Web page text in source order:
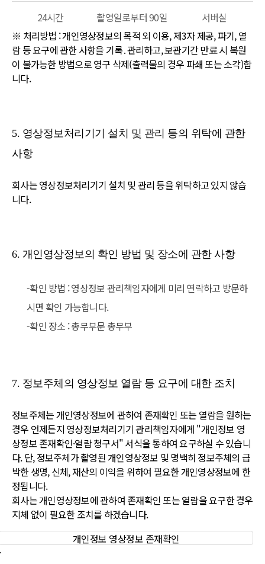
24시간 촬영일로부터 90일
서버실
※ 처리방법 : 개인영상정보의 목적 외 이용, 제3자 제공, 파기, 열
람 등 요구에 관한 사항을 기록․관리하고, 보관기간 만료 시 복원
이 불가능한 방법으로 영구 삭제(출력물의 경우 파쇄 또는 소각)합
니다.
5. 영상정보처리기기 설치 및 관리 등의 위탁에 관한
사항
회사는 영상정보처리기기 설치 및 관리 등을 위탁하고 있지 않습
니다.
6. 개인영상정보의 확인 방법 및 장소에 관한 사항
-확인 방법 : 영상정보 관리책임자에게 미리 연락하고 방문하
시면 확인 가능합니다.
-확인 장소 : 총무부문 총무부
7. 정보주체의 영상정보 열람 등 요구에 대한 조치
정보주체는 개인영상정보에 관하여 존재확인 또는 열람을 원하는
경우 언제든지 영상정보처리기기 관리책임자에게 "개인정보 영
상정보 존재확인·열람 청구서" 서식을 통하여 요구하실 수 있습니
다. 단, 정보주체가 촬영된 개인영상정보 및 명백히 정보주체의 급
박한 생명, 신체, 재산의 이익을 위하여 필요한 개인영상정보에 한
정됩니다.
회사는 개인영상정보에 관하여 존재확인 또는 열람을 요구한 경우
지체 없이 필요한 조치를 하겠습니다.
개인정보 영상정보 존재확인